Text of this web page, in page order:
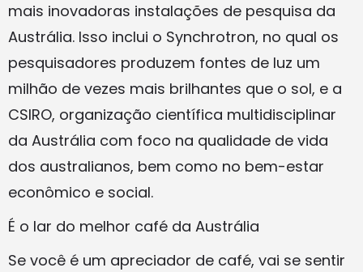
mais inovadoras instalações de pesquisa da
Austrália. Isso inclui o Synchrotron, no qual os
pesquisadores produzem fontes de luz um
milhão de vezes mais brilhantes que o sol, e a
CSIRO, organização científica multidisciplinar
da Austrália com foco na qualidade de vida
dos australianos, bem como no bem-estar
econômico e social.
É o lar do melhor café da Austrália
Se você é um apreciador de café, vai se sentir